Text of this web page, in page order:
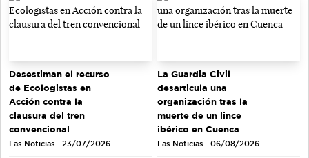
Desestiman el recurso
de Ecologistas en
Acción contra la
clausura del tren
convencional
Las Noticias - 23/07/2026
La Guardia Civil
desarticula una
organización tras la
muerte de un lince
ibérico en Cuenca
Las Noticias - 06/08/2026